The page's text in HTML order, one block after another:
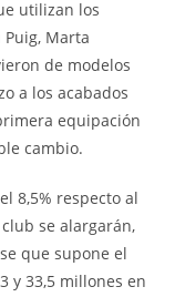
utilizan los
Marta
de modelos
a los acabados
equipación
cambio.
8,5% respecto al
se alargarán,
que supone el
y 33,5 millones en